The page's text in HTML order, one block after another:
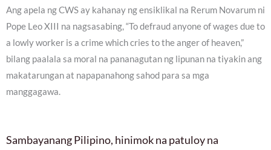
Ang apela ng CWS ay kahanay ng ensiklikal na Rerum Novarum ni
Pope Leo XIII na nagsasabing, “To defraud anyone of wages due to
a lowly worker is a crime which cries to the anger of heaven,”
bilang paalala sa moral na pananagutan ng lipunan na tiyakin ang
makatarungan at napapanahong sahod para sa mga
manggagawa.
Sambayanang Pilipino, hinimok na patuloy na